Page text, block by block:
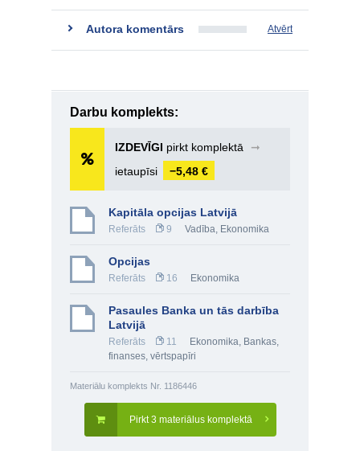
Autora komentārs Atvērt
Darbu komplekts:
IZDEVĪGI pirkt komplektā
➞
ietaupīsi
−5,48 €
Kapitāla opcijas Latvijā
Referāts 9 Vadība, Ekonomika
Opcijas
Referāts 16 Ekonomika
Pasaules Banka un tās darbība
Latvijā
Referāts 11 Ekonomika, Bankas,
finanses, vērtspapīri
Materiālu komplekts Nr. 1186446
Pirkt 3 materiālus komplektā